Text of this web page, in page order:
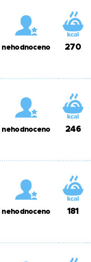
nehodnoceno 270
nehodnoceno 246
nehodnoceno 181